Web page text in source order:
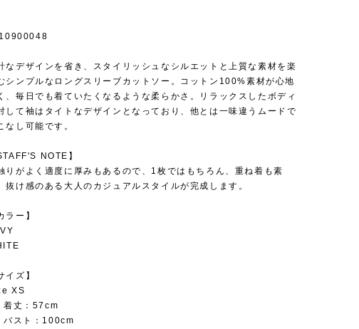
なデザインを省き、スタイリッシュなシルエットと上質な素材を楽
シンプルなロングスリーブカットソー。コットン100%素材が心地
、毎日でも着ていたくなるような柔らかさ。リラックスしたボディ
して袖はタイトなデザインとなっており、他とは一味違うムードで
なし可能です。
NOTE】
りがよく適度に厚みもあるので、1枚ではもちろん、重ね着も素
抜け感のある大人のカジュアルスタイルが完成します。
ラー】
イズ】
XS
丈：57cm
スト：100cm